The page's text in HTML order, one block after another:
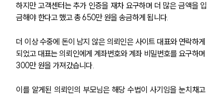
하지만 고객센터는 추가 인증을 재차 요구하며 더 많은 금액을 입
금해야 한다고 했고 총 650만 원을 송금하게 됩니다.
더 이상 수중에 돈이 남지 않은 의뢰인은 사이트 대표와 연락하게
되었고 대표는 의뢰인에게 계좌번호와 계좌 비밀번호를 요구하며
300만 원을 가져갔습니다.
이를 알게된 의뢰인의 부모님은 해당 수법이 사기임을 눈치채고